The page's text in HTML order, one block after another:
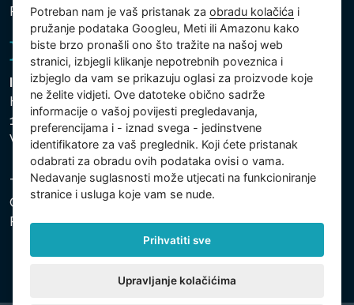
Postavke koilačića
Intex Trading, s.r.o.
Hradecká 2526/3
130 00 Praha 3
Vinohrady - Česká republika
Tvrtka je registrirana pri Općinskom sudu u Pragu, Odjel
C, uložak 74759. Identifikacijski broj tvrtke: 26150808,
Porezni identifikacijski broj: CZ26150808.
Potreban nam je vaš pristanak zaobradu kolačića i
pružanje podataka Googleu, Meti ili Amazonu kako
biste brzo pronašli ono što tražite na našoj web
stranici, izbjegli klikanje nepotrebnih poveznica i
izbjeglo da vam se prikazuju oglasi za proizvode koje
ne želite vidjeti. Ove datoteke obično sadrže
informacije o vašoj povijesti pregledavanja,
preferencijama i - iznad svega - jedinstvene
identifikatore za vaš preglednik. Koji ćete pristanak
odabrati za obradu ovih podataka ovisi o vama.
Nedavanje suglasnosti može utjecati na funkcioniranje
stranice i usluga koje vam se nude.
Prihvatiti sve
Upravljanje kolačićima